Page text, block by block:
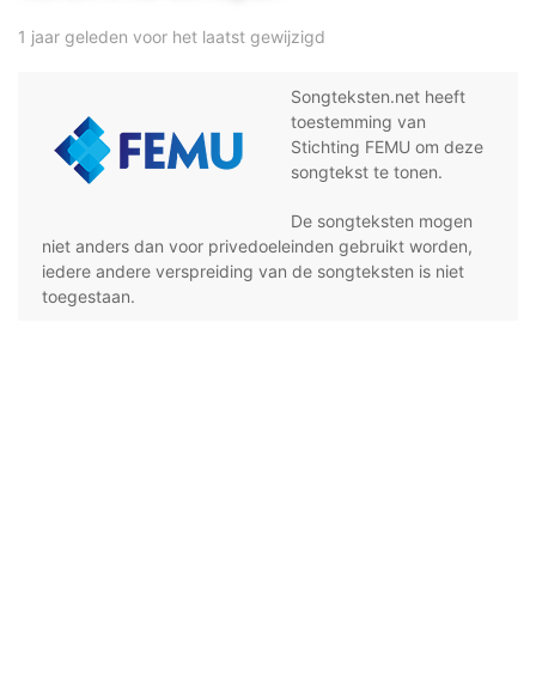
1 jaar geleden voor het laatst gewijzigd
Songteksten.net heeft
toestemming van
Stichting FEMU om deze
songtekst te tonen.
De songteksten mogen
niet anders dan voor privedoeleinden gebruikt worden,
iedere andere verspreiding van de songteksten is niet
toegestaan.